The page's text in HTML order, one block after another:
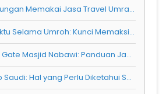
Ini Dia 5 Keuntungan Memakai Jasa Travel Umrah yang Terpercaya
Mengatur Waktu Selama Umroh: Kunci Memaksimalkan Ibadah di Tanah Suci
Warna di Tiap Gate Masjid Nabawi: Panduan Jamaah Agar Tidak Tersesat
Cuaca di Arab Saudi: Hal yang Perlu Diketahui Sebelum Berangkat Umroh